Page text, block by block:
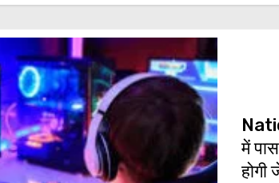
में
होगी